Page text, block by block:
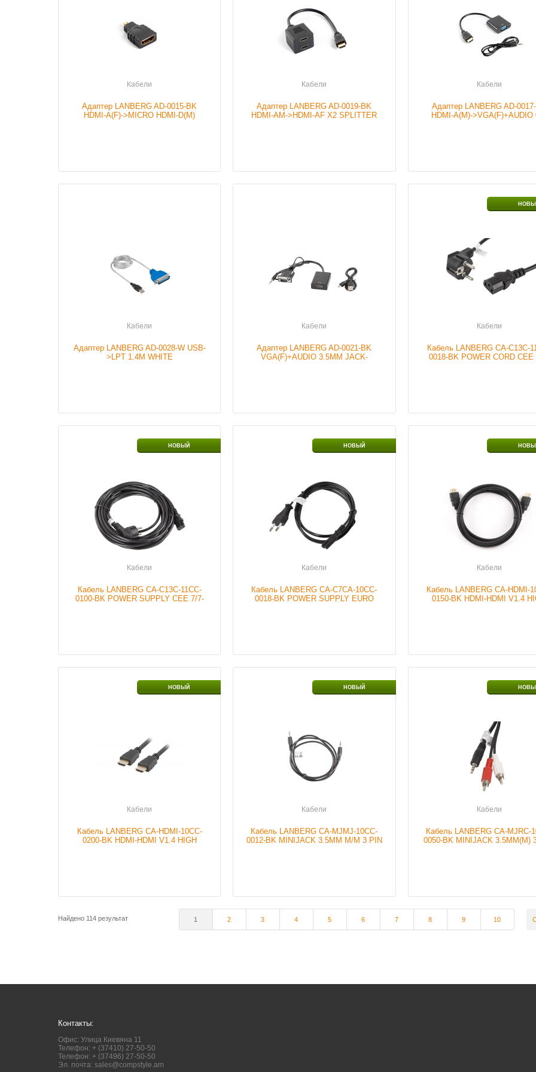
Кабели
Адаптер LANBERG AD-0015-BK
HDMI-A(F)->MICRO HDMI-D(M)
Подробнее
Кабели
Адаптер LANBERG AD-0019-BK
HDMI-AM->HDMI-AF X2 SPLITTER
Подробнее
Кабели
Адаптер LANBERG AD-
HDMI-A(M)->VGA(F)+AUDIO
Подробнее
Кабели
Адаптер LANBERG AD-0028-W USB-
>LPT 1.4M WHITE
Подробнее
Кабели
Адаптер LANBERG AD-0021-BK
VGA(F)+AUDIO 3.5MM JACK-
Подробнее
Кабели
Кабель LANBERG CA-C13C-
0018-BK POWER CORD CEE
В
Подробнее
НОВЫЙ
Кабели
Кабель LANBERG CA-C13C-11CC-
0100-BK POWER SUPPLY CEE 7/7-
В наличии
Подробнее
НОВЫЙ
Кабели
Кабель LANBERG CA-C7CA-10CC-
0018-BK POWER SUPPLY EURO
В наличии
Подробнее
Кабели
Кабель LANBERG CA-HDMI-
0150-BK HDMI-HDMI V1.4
В
Подробнее
НОВЫЙ
Кабели
Кабель LANBERG CA-HDMI-10CC-
0200-BK HDMI-HDMI V1.4 HIGH
В наличии
Подробнее
НОВЫЙ
Кабели
Кабель LANBERG CA-MJMJ-10CC-
0012-BK MINIJACK 3.5MM M/M 3 PIN
В наличии
Подробнее
Кабели
Кабель LANBERG CA-MJRC-
0050-BK MINIJACK 3.5MM(M)
В
Подробнее
Найдено 114 результат 1 2 3 4 5 6 7 8 9 10
Контакты:
Офис: Улица Киевяна 11
Телефон: + (37410) 27-50-50
Телефон: + (37496) 27-50-50
Эл. почта: sales@compstyle.am